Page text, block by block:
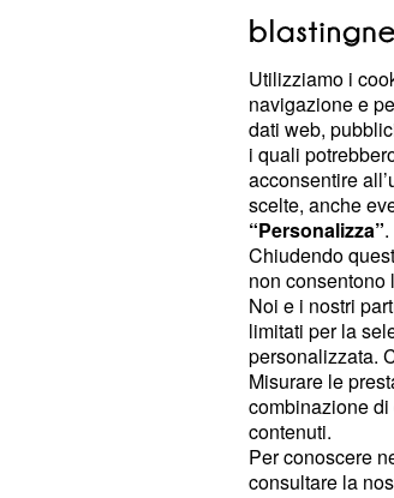
si presenta,
perfetta per i
Leo trovano un
consonanza
opera di Andrea
© RIPRODUZIONE VIETATA
Di tendenza oggi
Utilizziamo i
navigazione e
dati web,
i quali
acconsentire
scelte, anche
“Personalizza”.
Chiudendo
non consentono
Noi e i nostri
limitati per la
personalizzata.
Misurare le
combinazione
contenuti.
Per conoscere
consultare la